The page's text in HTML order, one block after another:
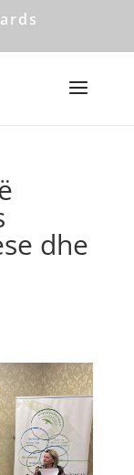
dhe